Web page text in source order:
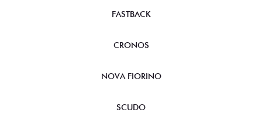
FASTBACK
CRONOS
NOVA FIORINO
SCUDO